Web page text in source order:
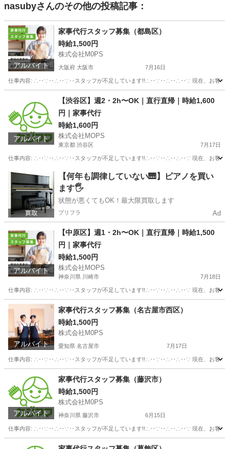
nasubyさんのその他の投稿記事：
アルバイト
家事代行スタッフ募集（都島区）
時給1,500円
株式会社M0PS
大阪府 大阪市 7月16日
仕事内容: ∴‥∵‥∴‥∵‥スタッフが不足しています!!∴‥∵‥∴‥∴‥∵ 現在、お客様から多
ホームヘルパー
アルバイト
【渋谷区】週2・2h〜OK｜直行直帰｜時給1,600
円｜家事代行
時給1,600円
株式会社MOPS
東京都 渋谷区 7月17日
仕事内容: ∴‥∵‥∴‥∵‥スタッフが不足しています!!∴‥∵‥∴‥∴‥∵ 現在、お客様から多
東京 渋谷区 飲食 時給
【何年も調律していない🎹】ピアノを買い
ます🖐️
状態が悪くてもOK！最大限買取します
プリフラ Ad
アルバイト
【中原区】週1・2h〜OK｜直行直帰｜時給1,500
円｜家事代行
時給1,500円
株式会社MOPS
神奈川県 川崎市 7月18日
仕事内容: ∴‥∵‥∴‥∵‥スタッフが不足しています!!∴‥∵‥∴‥∴‥∵ 現在、お客様から多
神奈川 川崎市 介護 時給
アルバイト
家事代行スタッフ募集（名古屋市西区）
時給1,500円
株式会社M0PS
愛知県 名古屋市 7月17日
仕事内容: ∴‥∵‥∴‥∵‥スタッフが不足しています!!∴‥∵‥∴‥∴‥∵ 現在、お客様から多
名古屋市 ホームヘルパー スタッフ
アルバイト
家事代行スタッフ募集（藤沢市）
時給1,500円
株式会社M0PS
神奈川県 藤沢市 6月15日
仕事内容: ∴‥∵‥∴‥∵‥スタッフが不足しています!!∴‥∵‥∴‥∴‥∵ 現在、お客様から多
その他 スタッフ